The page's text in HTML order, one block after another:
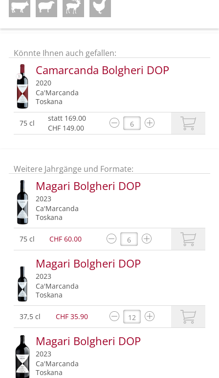
Könnte Ihnen auch gefallen:
Camarcanda Bolgheri DOP
2020
Ca'Marcanda
Toskana
75 cl
statt 169.00
CHF 149.00
Weitere Jahrgänge und Formate:
Magari Bolgheri DOP
2023
Ca'Marcanda
Toskana
75 cl CHF 60.00
Magari Bolgheri DOP
2023
Ca'Marcanda
Toskana
37,5 cl CHF 35.90
Magari Bolgheri DOP
2023
Ca'Marcanda
Toskana